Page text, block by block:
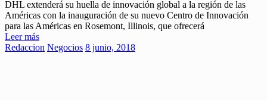
DHL extenderá su huella de innovación global a la región de las
Américas con la inauguración de su nuevo Centro de Innovación
para las Américas en Rosemont, Illinois, que ofrecerá
Leer más
Redaccion Negocios 8 junio, 2018